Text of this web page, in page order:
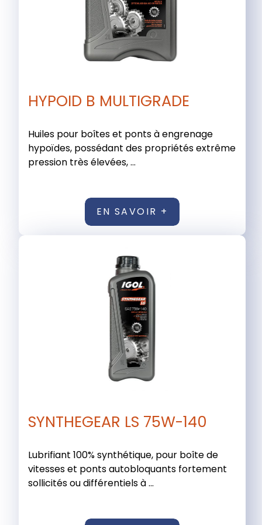
HYPOID B MULTIGRADE
Huiles pour boîtes et ponts à engrenage
hypoïdes, possédant des propriétés extrême
pression très élevées, ...
EN SAVOIR +
SYNTHEGEAR LS 75W-140
Lubrifiant 100% synthétique, pour boîte de
vitesses et ponts autobloquants fortement
sollicités ou différentiels à ...